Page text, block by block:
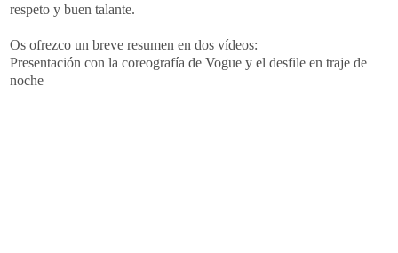
respeto y buen talante.
Os ofrezco un breve resumen en dos vídeos:
Presentación con la coreografía de Vogue y el desfile en traje de
noche